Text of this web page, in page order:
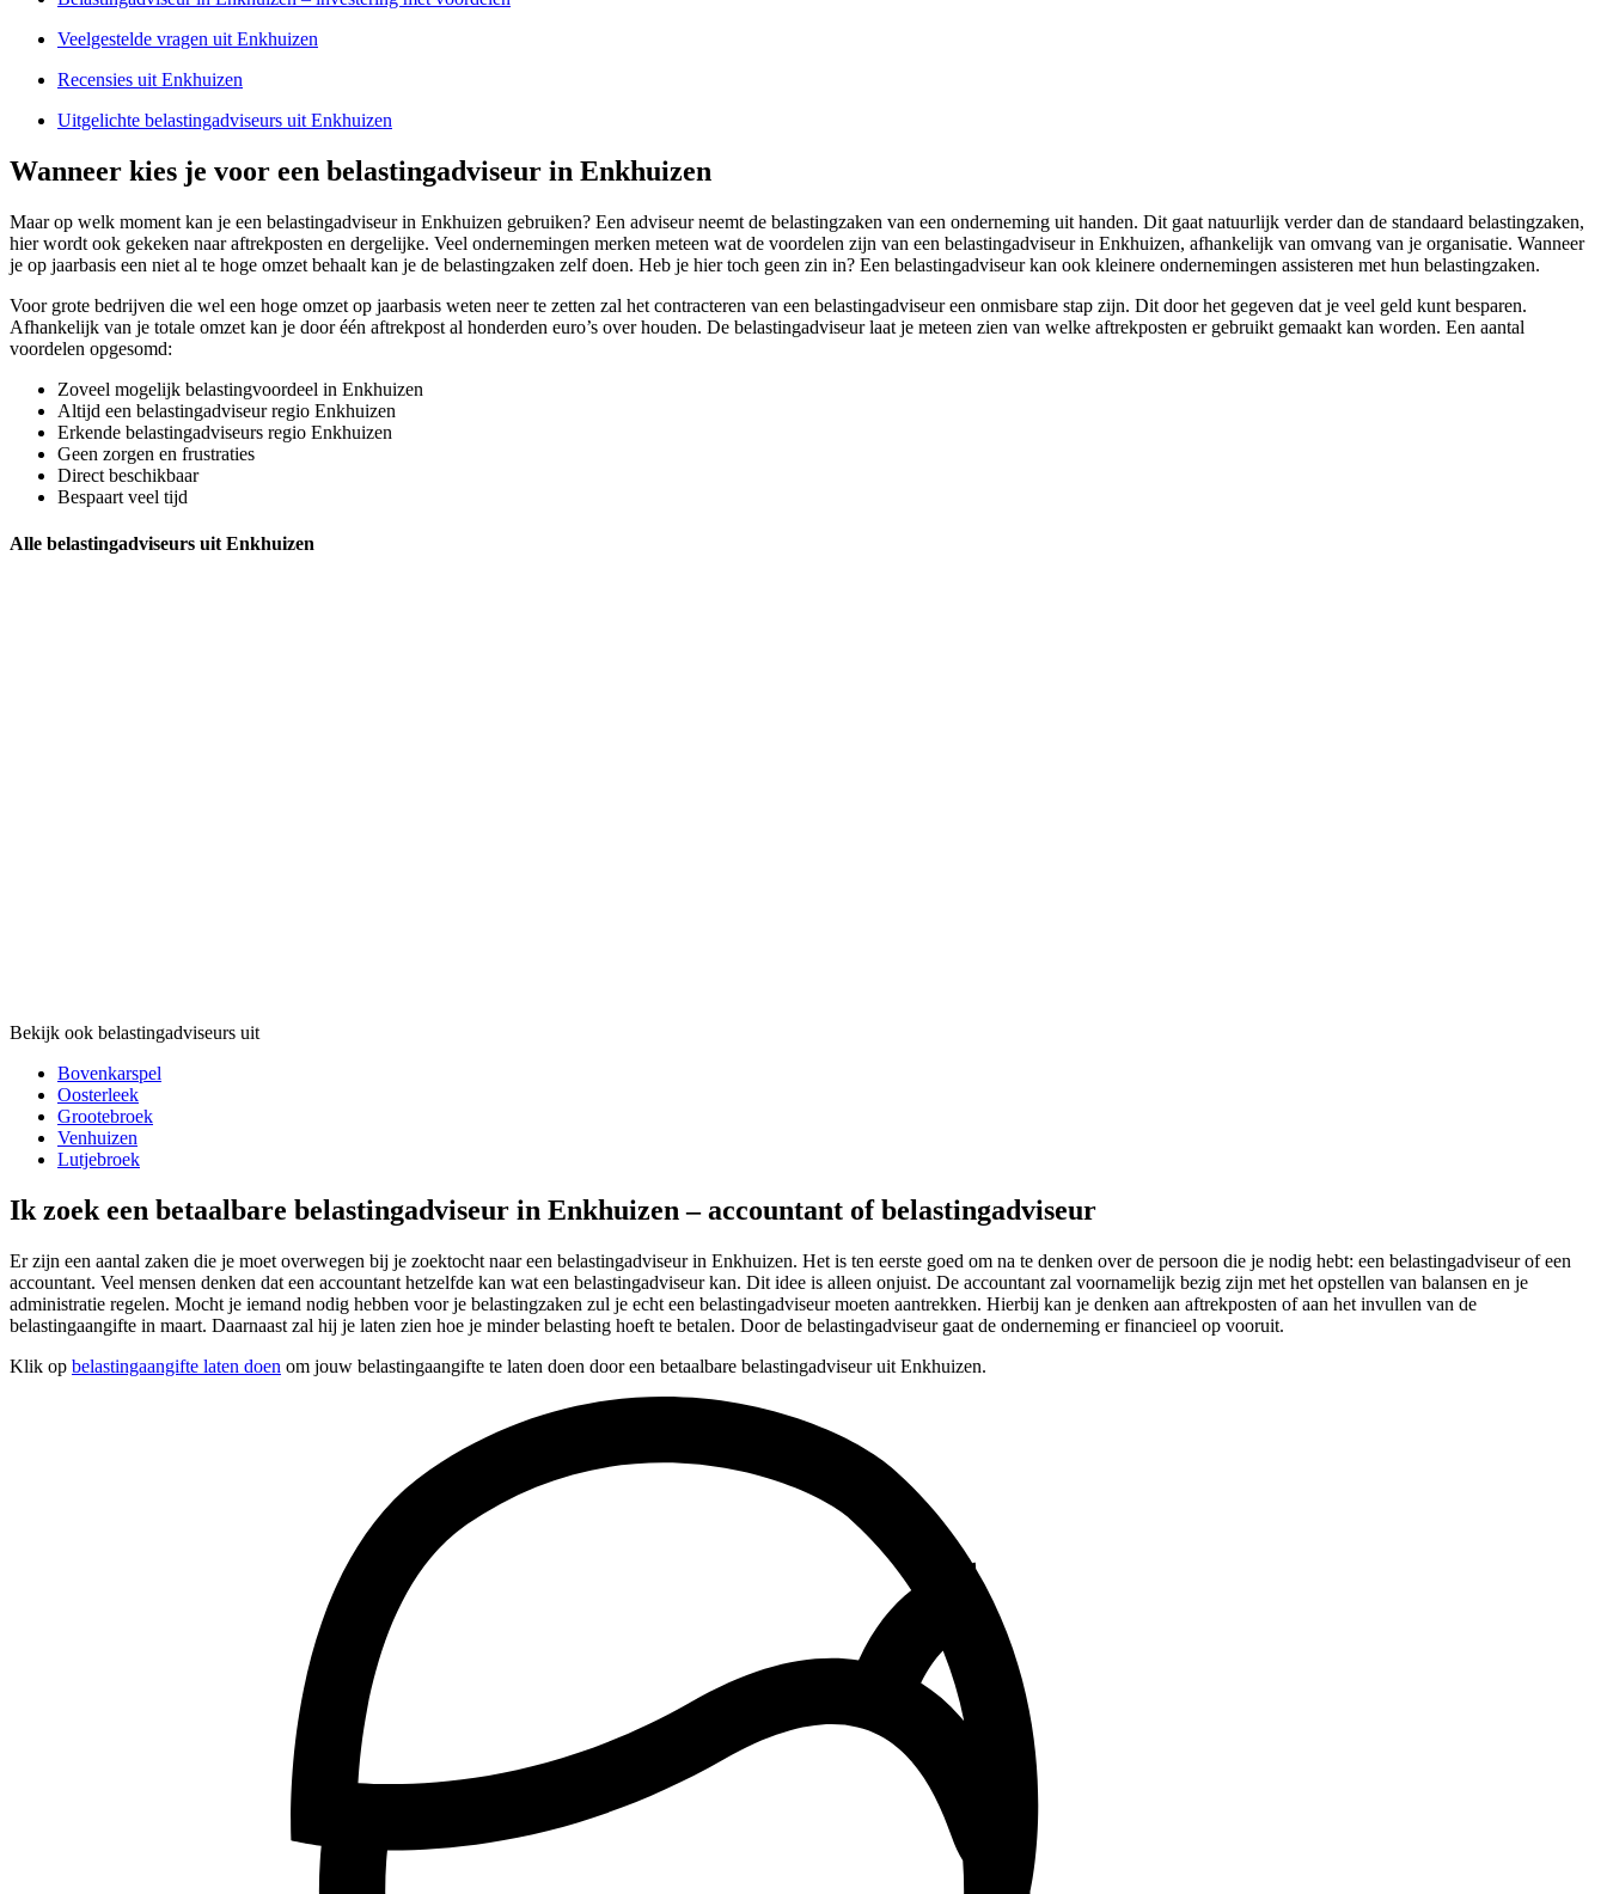
Veelgestelde vragen uit Enkhuizen
Recensies uit Enkhuizen
Uitgelichte belastingadviseurs uit Enkhuizen
Wanneer kies je voor een belastingadviseur in Enkhuizen
Maar op welk moment kan je een belastingadviseur in Enkhuizen gebruiken? Een adviseur neemt de belastingzaken van een onderneming uit handen. Dit gaat natuurlijk verder dan de standaard belastingzaken,
hier wordt ook gekeken naar aftrekposten en dergelijke. Veel ondernemingen merken meteen wat de voordelen zijn van een belastingadviseur in Enkhuizen, afhankelijk van omvang van je organisatie. Wanneer
je op jaarbasis een niet al te hoge omzet behaalt kan je de belastingzaken zelf doen. Heb je hier toch geen zin in? Een belastingadviseur kan ook kleinere ondernemingen assisteren met hun belastingzaken.
Voor grote bedrijven die wel een hoge omzet op jaarbasis weten neer te zetten zal het contracteren van een belastingadviseur een onmisbare stap zijn. Dit door het gegeven dat je veel geld kunt besparen.
Afhankelijk van je totale omzet kan je door één aftrekpost al honderden euro’s over houden. De belastingadviseur laat je meteen zien van welke aftrekposten er gebruikt gemaakt kan worden. Een aantal
voordelen opgesomd:
Zoveel mogelijk belastingvoordeel in Enkhuizen
Altijd een belastingadviseur regio Enkhuizen
Erkende belastingadviseurs regio Enkhuizen
Geen zorgen en frustraties
Direct beschikbaar
Bespaart veel tijd
Alle belastingadviseurs uit Enkhuizen
Bekijk ook belastingadviseurs uit
Bovenkarspel
Oosterleek
Grootebroek
Venhuizen
Lutjebroek
Ik zoek een betaalbare belastingadviseur in Enkhuizen – accountant of belastingadviseur
Er zijn een aantal zaken die je moet overwegen bij je zoektocht naar een belastingadviseur in Enkhuizen. Het is ten eerste goed om na te denken over de persoon die je nodig hebt: een belastingadviseur of een
accountant. Veel mensen denken dat een accountant hetzelfde kan wat een belastingadviseur kan. Dit idee is alleen onjuist. De accountant zal voornamelijk bezig zijn met het opstellen van balansen en je
administratie regelen. Mocht je iemand nodig hebben voor je belastingzaken zul je echt een belastingadviseur moeten aantrekken. Hierbij kan je denken aan aftrekposten of aan het invullen van de
belastingaangifte in maart. Daarnaast zal hij je laten zien hoe je minder belasting hoeft te betalen. Door de belastingadviseur gaat de onderneming er financieel op vooruit.
Klik op belastingaangifte laten doen om jouw belastingaangifte te laten doen door een betaalbare belastingadviseur uit Enkhuizen.